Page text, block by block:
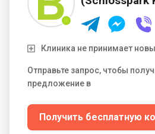
Клиника не принимает
Отправьте запрос, чтобы
предложение в
Получить бесплатную